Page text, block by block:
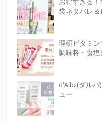
お得すぎる！
袋ネタバレ
理研ビタミン
調味料・食
d’Alba(ダル
ュー